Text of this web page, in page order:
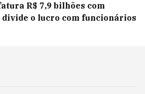
R$ 7,9 bilhões com
divide o lucro com funcionários